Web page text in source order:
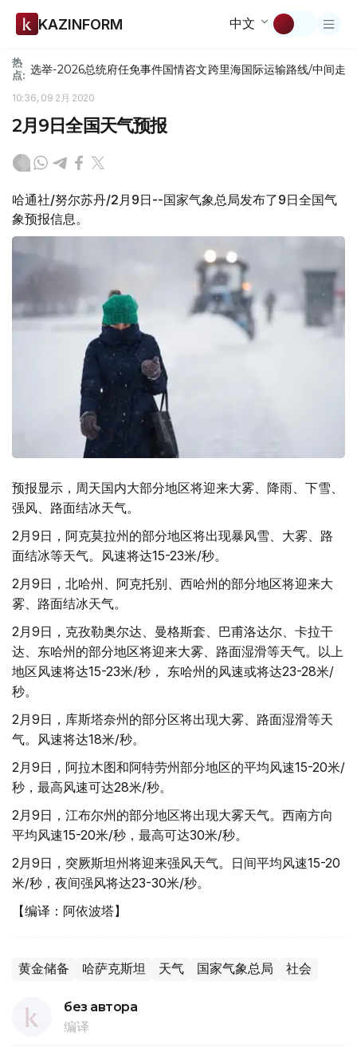
KAZINFORM 中文
热
点: 选举-2026总统府任免事件国情咨文跨里海国际运输路线/中间走廊
10:36, 09 2月 2020
2月9日全国天气预报
哈通社/努尔苏丹/2月9日--国家气象总局发布了9日全国气
象预报信息。
预报显示，周天国内大部分地区将迎来大雾、降雨、下雪、
强风、路面结冰天气。
2月9日，阿克莫拉州的部分地区将出现暴风雪、大雾、路
面结冰等天气。风速将达15-23米/秒。
2月9日，北哈州、阿克托别、西哈州的部分地区将迎来大
雾、路面结冰天气。
2月9日，克孜勒奥尔达、曼格斯套、巴甫洛达尔、卡拉干
达、东哈州的部分地区将迎来大雾、路面湿滑等天气。以上
地区风速将达15-23米/秒， 东哈州的风速或将达23-28米/
秒。
2月9日，库斯塔奈州的部分区将出现大雾、路面湿滑等天
气。风速将达18米/秒。
2月9日，阿拉木图和阿特劳州部分地区的平均风速15-20米/
秒，最高风速可达28米/秒。
2月9日，江布尔州的部分地区将出现大雾天气。西南方向
平均风速15-20米/秒，最高可达30米/秒。
2月9日，突厥斯坦州将迎来强风天气。日间平均风速15-20
米/秒，夜间强风将达23-30米/秒。
【编译：阿依波塔】
黄金储备 哈萨克斯坦 天气 国家气象总局 社会
без автора
编译